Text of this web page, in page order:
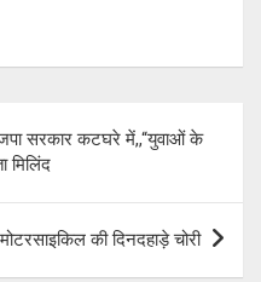
सरकार कटघरे में,,“युवाओं के
मिलिंद
की दिनदहाड़े चोरी